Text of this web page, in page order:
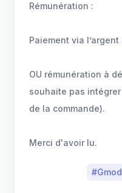
Rémunération :
Paiement via
OU rémunération à
souhaite pas intégrer
de la commande).
Merci d'avoir lu.
#Gmod